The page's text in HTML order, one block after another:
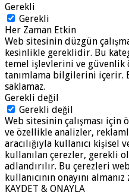
Gerekli
Gerekli
Her Zaman Etkin
Web sitesinin düzgün
kesinlikle gereklidir. Bu
temel işlevlerini ve güvenlik
tanımlama bilgilerini içerir.
saklamaz.
Gerekli değil
Gerekli değil
Web sitesinin çalışması
ve özellikle analizler,
aracılığıyla kullanıcı
kullanılan çerezler, gerekli
adlandırılır. Bu çerezleri
kullanıcının onayını
KAYDET & ONAYLA